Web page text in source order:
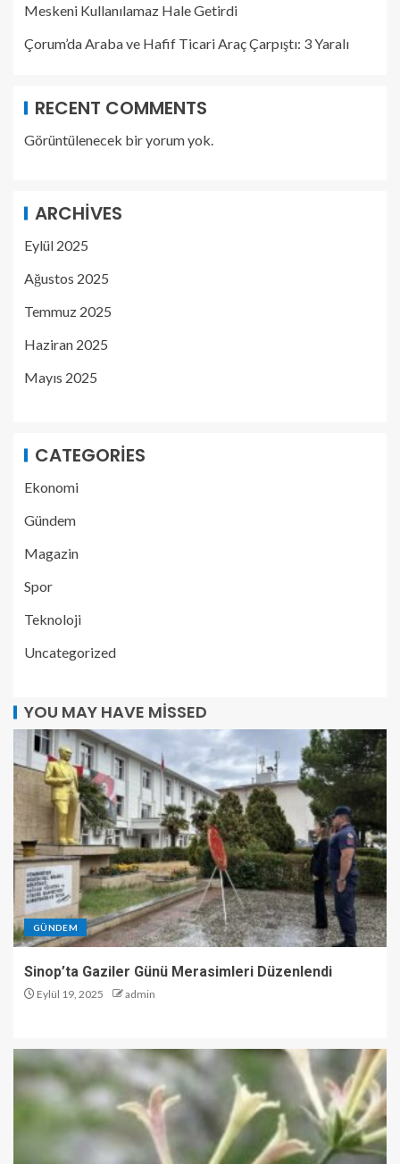
Meskeni Kullanılamaz Hale Getirdi
Çorum’da Araba ve Hafif Ticari Araç Çarpıştı: 3 Yaralı
RECENT COMMENTS
Görüntülenecek bir yorum yok.
ARCHIVES
Eylül 2025
Ağustos 2025
Temmuz 2025
Haziran 2025
Mayıs 2025
CATEGORIES
Ekonomi
Gündem
Magazin
Spor
Teknoloji
Uncategorized
YOU MAY HAVE MISSED
GÜNDEM
Sinop’ta Gaziler Günü Merasimleri Düzenlendi
Eylül 19, 2025 admin